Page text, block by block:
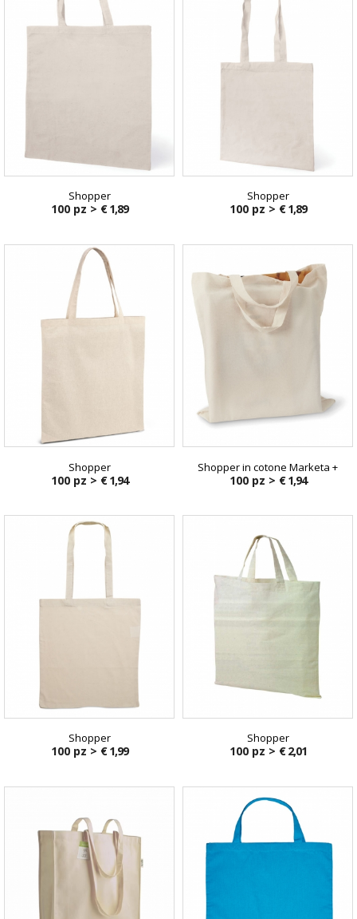
Shopper
100 pz > € 1,89
Shopper
100 pz > € 1,89
Shopper
100 pz > € 1,94
Shopper in cotone Marketa +
100 pz > € 1,94
Shopper
100 pz > € 1,99
Shopper
100 pz > € 2,01